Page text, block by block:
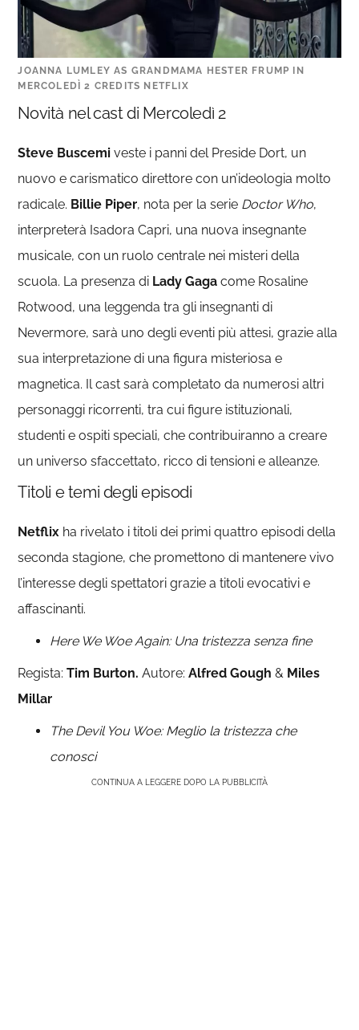
JOANNA LUMLEY AS GRANDMAMA HESTER FRUMP IN
MERCOLEDÌ 2 CREDITS NETFLIX
Novità nel cast di Mercoledì 2
Steve Buscemiveste i panni del Preside Dort, un
nuovo e carismatico direttore con un’ideologia molto
radicale. Billie Piper, nota per la serie Doctor Who,
interpreterà Isadora Capri, una nuova insegnante
musicale, con un ruolo centrale nei misteri della
scuola. La presenza di Lady Gagacome Rosaline
Rotwood, una leggenda tra gli insegnanti di
Nevermore, sarà uno degli eventi più attesi, grazie alla
sua interpretazione di una figura misteriosa e
magnetica. Il cast sarà completato da numerosi altri
personaggi ricorrenti, tra cui figure istituzionali,
studenti e ospiti speciali, che contribuiranno a creare
un universo sfaccettato, ricco di tensioni e alleanze.
Titoli e temi degli episodi
Netflix ha rivelato i titoli dei primi quattro episodi della
seconda stagione, che promettono di mantenere vivo
l’interesse degli spettatori grazie a titoli evocativi e
affascinanti.
Here We Woe Again: Una tristezza senza fine
Regista:Tim Burton.Autore:Alfred Gough & Miles
Millar
The Devil You Woe: Meglio la tristezza che
conosci
CONTINUA A LEGGERE DOPO LA PUBBLICITÀ